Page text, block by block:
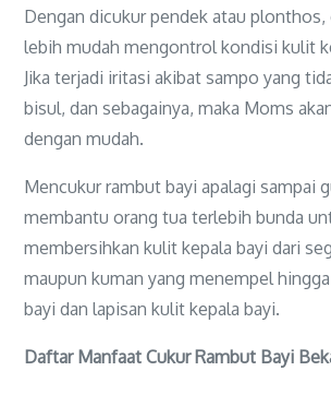
Dengan dicukur pendek atau plonthos,
lebih mudah mengontrol kondisi kulit
Jika terjadi iritasi akibat sampo yang
bisul, dan sebagainya, maka Moms
dengan mudah.
Mencukur rambut bayi apalagi sampai
membantu orang tua terlebih bunda
membersihkan kulit kepala bayi dari
maupun kuman yang menempel
bayi dan lapisan kulit kepala bayi.
Daftar Manfaat Cukur Rambut Bayi